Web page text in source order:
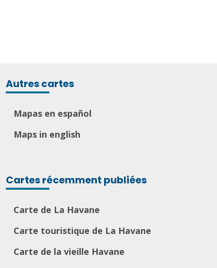
Autres cartes
Mapas en español
Maps in english
Cartes récemment publiées
Carte de La Havane
Carte touristique de La Havane
Carte de la vieille Havane